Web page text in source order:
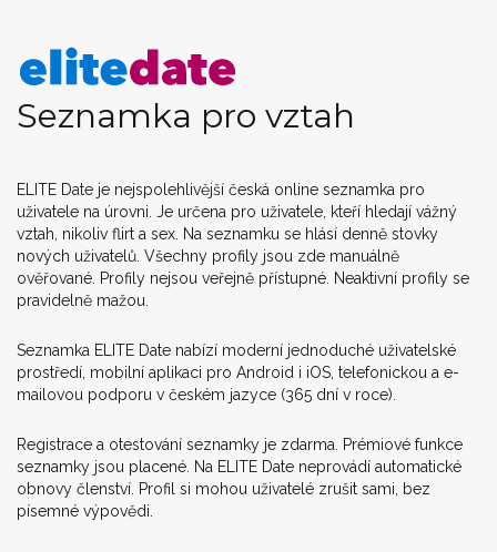
Seznamka pro vztah
ELITE Date je nejspolehlivější česká online seznamka pro
uživatele na úrovni. Je určena pro uživatele, kteří hledají vážný
vztah, nikoliv flirt a sex. Na seznamku se hlásí denně stovky
nových uživatelů. Všechny profily jsou zde manuálně
ověřované. Profily nejsou veřejně přístupné. Neaktivní profily se
pravidelně mažou.
Seznamka ELITE Date nabízí moderní jednoduché uživatelské
prostředí, mobilní aplikaci pro Android i iOS, telefonickou a e-
mailovou podporu v českém jazyce (365 dní v roce).
Registrace a otestování seznamky je zdarma. Prémiové funkce
seznamky jsou placené. Na ELITE Date neprovádí automatické
obnovy členství. Profil si mohou uživatelé zrušit sami, bez
písemné výpovědi.